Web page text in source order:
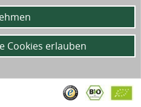
Cookies erlauben